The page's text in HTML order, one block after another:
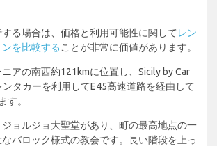
る場合は、価格と利用可能性に関して レン
を比較する ことが非常に価値があります。
アの南西約121kmに位置し、Sicily by Car
タカーを利用してE45高速道路を経由して
す。
ョルジョ大聖堂があり、町の最高地点の一
バロック様式の教会です。長い階段を上っ